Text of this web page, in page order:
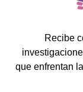
Recibe
que enfrentan